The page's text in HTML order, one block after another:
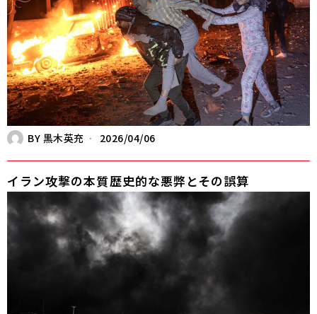
BY 黒木英充 2026/04/06
イラン攻撃の本質――歴史的な悪弊とその誤算